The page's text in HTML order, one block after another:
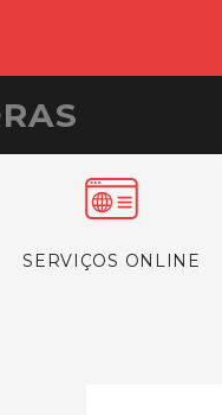
SERVIÇOS ONLINE